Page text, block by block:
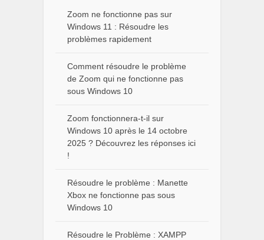
Zoom ne fonctionne pas sur
Windows 11 : Résoudre les
problèmes rapidement
Comment résoudre le problème
de Zoom qui ne fonctionne pas
sous Windows 10
Zoom fonctionnera-t-il sur
Windows 10 après le 14 octobre
2025 ? Découvrez les réponses ici
!
Résoudre le problème : Manette
Xbox ne fonctionne pas sous
Windows 10
Résoudre le Problème : XAMPP